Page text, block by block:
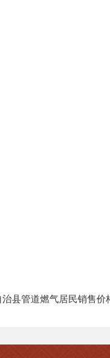
治县管道燃气居民销售